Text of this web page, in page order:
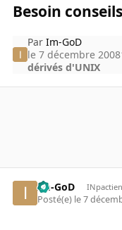
Besoin
ParIm-GoD
le 7 décembre 2008
dérivés d'UNIX
Im-GoD INpactien
Posté(e) le 7